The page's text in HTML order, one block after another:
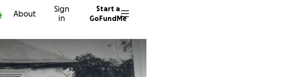
About
Sign
in
Start a
GoFundMe